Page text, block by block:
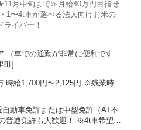
月中旬まで≫月給40万円目指せ
1〜4t車が選べる法人向けお米の
ライバー！
（車での通勤が非常に便利です）
ガソリン代支給：キロ10円計
ックで自宅に 帰宅して翌朝そのま
町]
円〜2,125円 ※残業時は
自宅から就業場所までの距離が
動車免許または中型免許（AT不
普通免許も大歓迎！ ※4t車希望は